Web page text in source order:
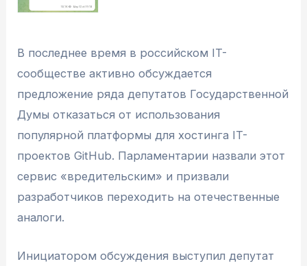
В последнее время в российском IT-
сообществе активно обсуждается
предложение ряда депутатов Государственной
Думы отказаться от использования
популярной платформы для хостинга IT-
проектов GitHub. Парламентарии назвали этот
сервис «вредительским» и призвали
разработчиков переходить на отечественные
аналоги.
Инициатором обсуждения выступил депутат